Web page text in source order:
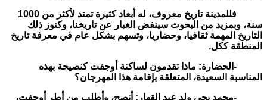
فللمدينة تاريخ معروف، له أبعاد كثيرة تمتد لأكثر من 1000
سنة، وبمزيد من البحوث سينفض الغبار عن تاريخنا، وكنوز ذلك
التاريخ المهمة ثقافيا، وحضاريا، وتسهم بشكل عام في معرفة تاريخ
المنطقة ككل.
-الحضارة: ماذا تقدمون لساكنة أوجفت كنصيحة بهذه
المناسبة السعيدة، المتعلقة بإقامة هذا المهرجان؟
-محمد يحي ولد عبد القهار: أنصح، وأطلب من أطر أوجفت،